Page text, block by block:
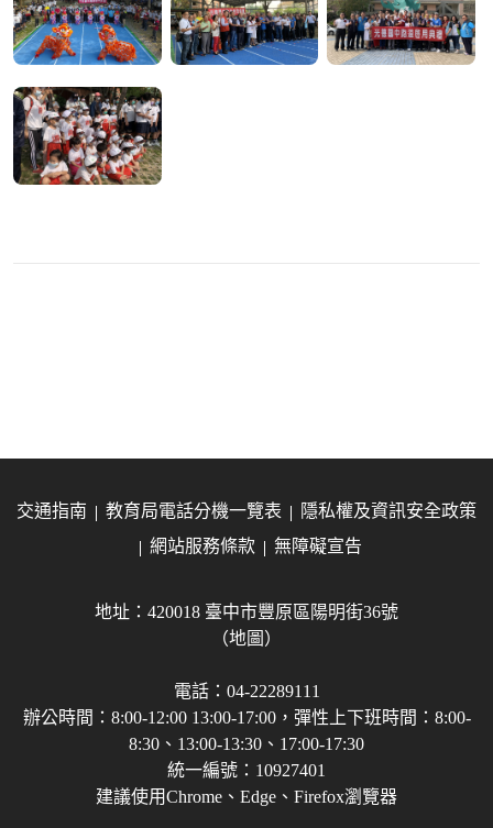
交通指南 教育局電話分機一覽表
隱私權及資訊安全政策
網站服務條款
無障礙宣告
地址：420018 臺中市豐原區陽明街36號
（地圖）
電話：04-22289111
辦公時間：8:00-12:00 13:00-17:00，彈性上下班時間：8:00-
8:30、13:00-13:30、17:00-17:30
統一編號：10927401
建議使用Chrome、Edge、Firefox瀏覽器